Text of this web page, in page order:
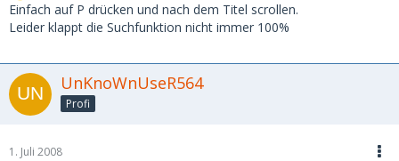
Einfach auf P drücken und nach dem Titel scrollen.
Leider klappt die Suchfunktion nicht immer 100%
UnKnoWnUseR564
Profi
1. Juli 2008